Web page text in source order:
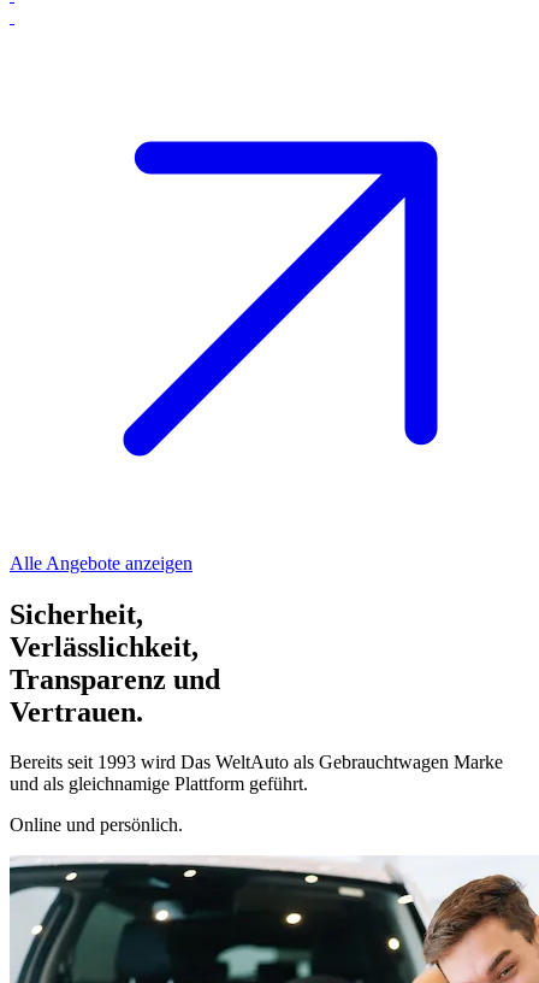
Alle Angebote anzeigen
Sicherheit,
Verlässlichkeit,
Transparenz und
Vertrauen.
Bereits seit 1993 wird Das WeltAuto als Gebrauchtwagen Marke
und als gleichnamige Plattform geführt.
Online und persönlich.